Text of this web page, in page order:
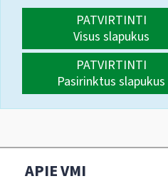
PATVIRTINTI
Visus slapukus
PATVIRTINTI
Pasirinktus slapukus
APIE VMI